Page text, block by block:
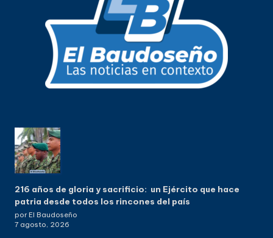
216 años de gloria y sacrificio: un Ejército que hace
patria desde todos los rincones del país
por El Baudoseño
7 agosto, 2026